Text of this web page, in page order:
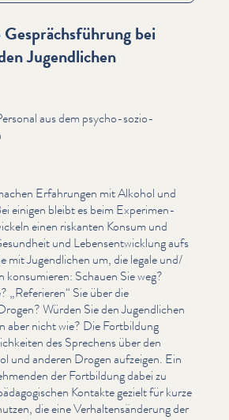
bei
Jugendlichen
aus dem psycho-sozio-
Erfahrungen mit Alkohol und
einigen bleibt es beim Exper­i­men­
einen riskanten Konsum und
und Lebensen­twick­lung aufs
mit Jugendlichen um, die legale und/​
konsumieren: Schauen Sie weg?
„Referieren“ Sie über die
Würden Sie den Jugendlichen
aber nicht wie? Die Fortbildung
des Sprechens über den
und anderen Drogen aufzeigen. Ein
der Fortbildung dabei zu
Kontakte gezielt für kurze
die eine Ver­hal­tensän­derung der